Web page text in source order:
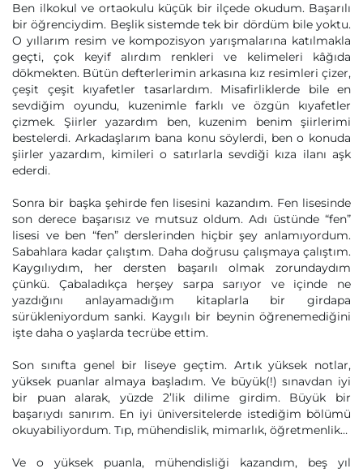
Ben ilkokul ve ortaokulu küçük bir ilçede okudum. Başarılı
bir öğrenciydim. Beşlik sistemde tek bir dördüm bile yoktu.
O yıllarım resim ve kompozisyon yarışmalarına katılmakla
geçti, çok keyif alırdım renkleri ve kelimeleri kâğıda
dökmekten. Bütün defterlerimin arkasına kız resimleri çizer,
çeşit çeşit kıyafetler tasarlardım. Misafirliklerde bile en
sevdiğim oyundu, kuzenimle farklı ve özgün kıyafetler
çizmek. Şiirler yazardım ben, kuzenim benim şiirlerimi
bestelerdi. Arkadaşlarım bana konu söylerdi, ben o konuda
şiirler yazardım, kimileri o satırlarla sevdiği kıza ilanı aşk
ederdi.
Sonra bir başka şehirde fen lisesini kazandım. Fen lisesinde
son derece başarısız ve mutsuz oldum. Adı üstünde “fen”
lisesi ve ben “fen” derslerinden hiçbir şey anlamıyordum.
Sabahlara kadar çalıştım. Daha doğrusu çalışmaya çalıştım.
Kaygılıydım, her dersten başarılı olmak zorundaydım
çünkü. Çabaladıkça herşey sarpa sarıyor ve içinde ne
yazdığını anlayamadığım kitaplarla bir girdapa
sürükleniyordum sanki. Kaygılı bir beynin öğrenemediğini
işte daha o yaşlarda tecrübe ettim.
Son sınıfta genel bir liseye geçtim. Artık yüksek notlar,
yüksek puanlar almaya başladım. Ve büyük(!) sınavdan iyi
bir puan alarak, yüzde 2’lik dilime girdim. Büyük bir
başarıydı sanırım. En iyi üniversitelerde istediğim bölümü
okuyabiliyordum. Tıp, mühendislik, mimarlık, öğretmenlik…
Ve o yüksek puanla, mühendisliği kazandım, beş yıl